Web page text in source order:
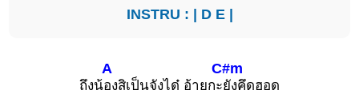
INSTRU : | D E|
ถึงน้
A
องสิเป็นจังได๋ อ้ายกะ
C#m
ยังคึดฮอด